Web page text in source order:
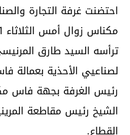
احتضنت غرفة التجارة
ترأسه السيد طارق
لصناعيي الأحذية بعمالة
رئيس الغرفة بجهة فاس
الشيخ رئيس مقاطعة
القطاع.